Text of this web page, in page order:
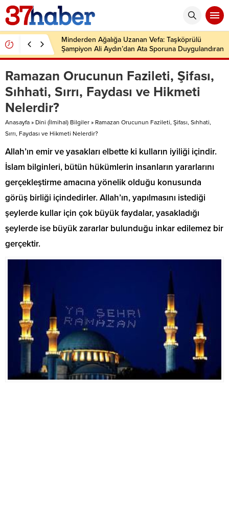
Minderden Ağalığa Uzanan Vefa: Taşköprülü
Şampiyon Ali Aydın’dan Ata Sporuna Duygulandıran
Dönüş
Ramazan Orucunun Fazileti, Şifası,
Sıhhati, Sırrı, Faydası ve Hikmeti
Nelerdir?
Anasayfa » Dini (İlmihal) Bilgiler » Ramazan Orucunun Fazileti, Şifası, Sıhhati,
Sırrı, Faydası ve Hikmeti Nelerdir?
Allah’ın emir ve yasakları elbette ki kulların iyiliği içindir.
İslam bilginleri, bütün hükümlerin insanların yararlarını
gerçekleştirme amacına yönelik olduğu konusunda
görüş birliği içindedirler. Allah’ın, yapılmasını istediği
şeylerde kullar için çok büyük faydalar, yasakladığı
şeylerde ise büyük zararlar bulunduğu inkar edilemez bir
gerçektir.